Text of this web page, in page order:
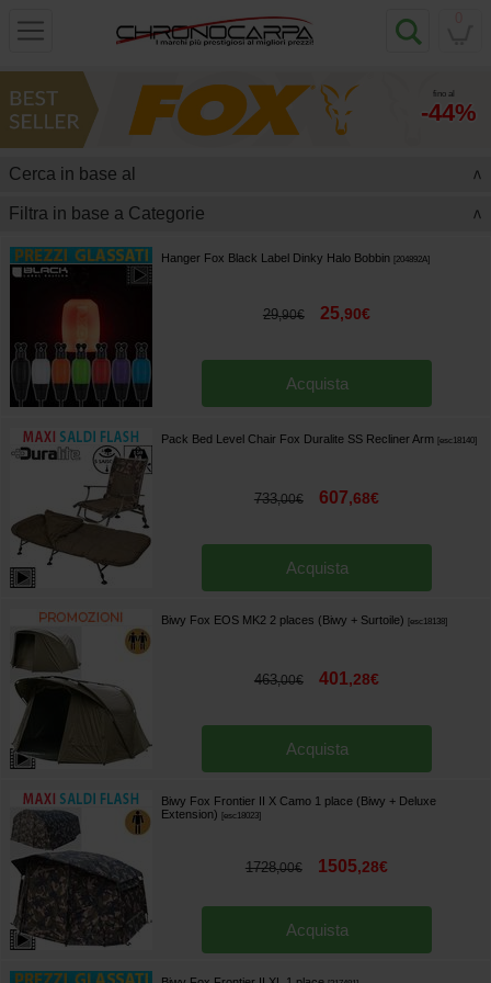
fino al
-44%
Cerca in base al >
Filtra in base a Categorie >
Hanger Fox Black Label Dinky Halo Bobbin 204892A]
29,90€ 25,90€
Acquista
Pack Bed Level Chair Fox Duralite SS Recliner Arm [esc18140]
733,00€ 607,68€
Acquista
Biwy Fox EOS MK2 2 places (Biwy + Surtoile) [esc18138]
463,00€ 401,28€
Acquista
Biwy Fox Frontier II X Camo 1 place (Biwy + Deluxe
Extension)
[esc18023]
1728,00€ 1505,28€
Acquista